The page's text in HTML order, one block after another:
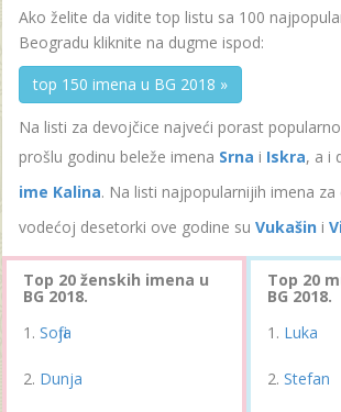
Ako želite da vidite top listu sa 100
Beogradu kliknite na dugme ispod:
top 150 imena u BG 2018 »
Na listi za devojčice najveći porast
prošlu godinu beleže imena Srna i Iskra, a i
ime Kalina. Na listi najpopularnijih imena
vodećoj desetorki ove godine su Vukašin i
Top 20 ženskih imena u
BG 2018.
Sofija
Dunja
Top 20
BG 2018.
Luka
Stefan